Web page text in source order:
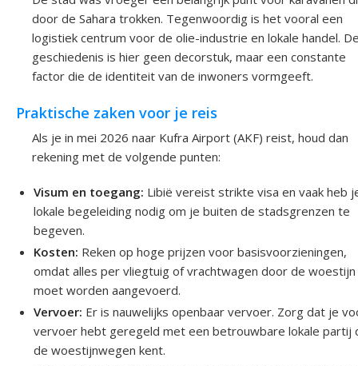
door de Sahara trokken. Tegenwoordig is het vooral een
logistiek centrum voor de olie-industrie en lokale handel.
geschiedenis is hier geen decorstuk, maar een constante
factor die de identiteit van de inwoners vormgeeft.
Praktische zaken voor je reis
Als je in mei 2026 naar Kufra Airport (AKF) reist, houd dan
rekening met de volgende punten:
Visum en toegang: Libië vereist strikte visa en vaak heb
lokale begeleiding nodig om je buiten de stadsgrenzen te
begeven.
Kosten: Reken op hoge prijzen voor basisvoorzieningen,
omdat alles per vliegtuig of vrachtwagen door de woestijn
moet worden aangevoerd.
Vervoer: Er is nauwelijks openbaar vervoer. Zorg dat je
vervoer hebt geregeld met een betrouwbare lokale partij
de woestijnwegen kent.